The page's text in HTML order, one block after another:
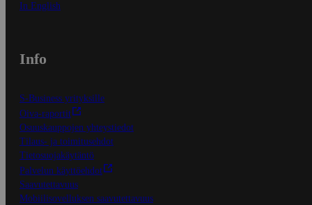
In English
Info
S-Business yrityksille
Oiva-raportit
Osuuskauppojen yhteystiedot
Tilaus- ja toimitusehdot
Tietosuojakäytäntö
Palvelun käyttöehdot
Saavutettavuus
Mobiilisovelluksen saavutettavuus